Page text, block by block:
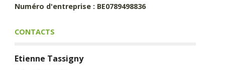
Numéro d'entreprise : BE0789498836
CONTACTS
Etienne Tassigny